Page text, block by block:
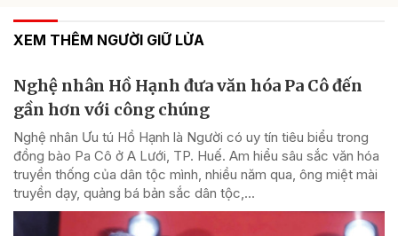
XEM THÊM NGƯỜI GIỮ LỬA
Nghệ nhân Hồ Hạnh đưa văn hóa Pa Cô đến
gần hơn với công chúng
Nghệ nhân Ưu tú Hồ Hạnh là Người có uy tín tiêu biểu trong
đồng bào Pa Cô ở A Lưới, TP. Huế. Am hiểu sâu sắc văn hóa
truyền thống của dân tộc mình, nhiều năm qua, ông miệt mài
truyền dạy, quảng bá bản sắc dân tộc,...